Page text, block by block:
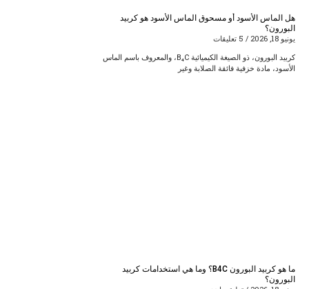
هل الماس الأسود أو مسحوق الماس الأسود هو كربيد
البورون؟
يونيو 18, 2026
كربيد البورون، ذو الصيغة الكيميائية B₄C، والمعروف باسم الماس
الأسود، مادة خزفية فائقة الصلابة وغير
ما هو كربيد البورون B4C؟ وما هي استخدامات كربيد
البورون؟